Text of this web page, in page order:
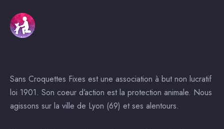
Sans Croquettes Fixes est une association à but non lucratif
loi 1901. Son coeur d’action est la protection animale. Nous
agissons sur la ville de Lyon (69) et ses alentours.